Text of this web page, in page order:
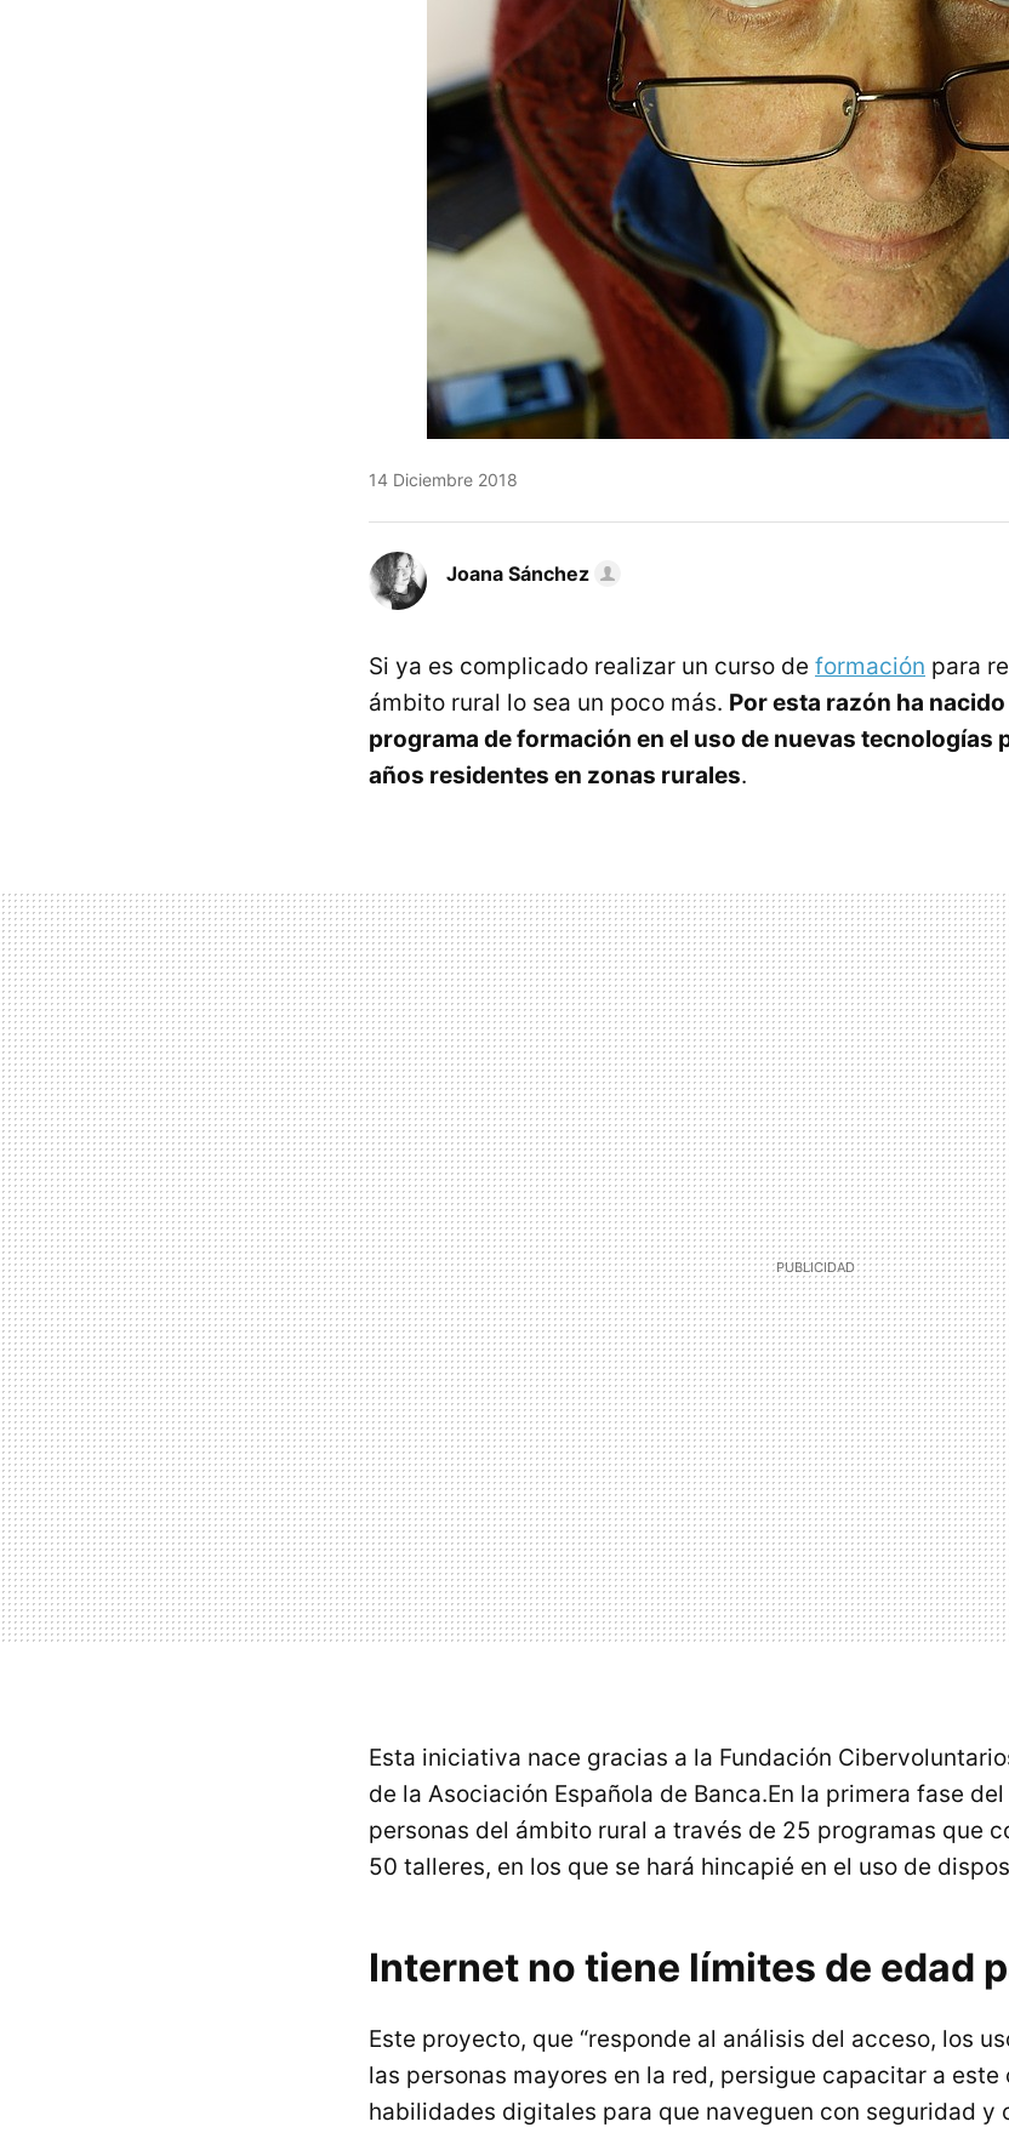
14 Diciembre 2018
Joana Sánchez
Si ya es complicado realizar un curso de formación para
ámbito rural lo sea un poco más. Por esta razón ha
programa de formación en el uso de nuevas tecnologías
años residentes en zonas rurales.
Esta iniciativa nace gracias a la Fundación
de la Asociación Española de Banca.En la primera fase
personas del ámbito rural a través de 25 programas que
50 talleres, en los que se hará hincapié en el uso de
Internet no tiene límites de edad
Este proyecto, que “responde al análisis del acceso, los
las personas mayores en la red, persigue capacitar a este
habilidades digitales para que naveguen con seguridad y